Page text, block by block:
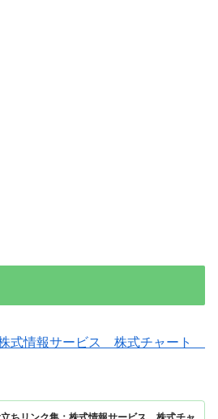
式情報サービス 株式チャート